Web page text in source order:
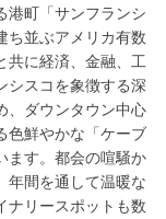
港町「サンフランシ
ち並ぶアメリカ有数
共に経済、金融、工
シスコを象徴する深
、ダウンタウン中心
色鮮やかな「ケーブ
ます。都会の喧騒か
年間を通して温暖な
ナリースポットも数